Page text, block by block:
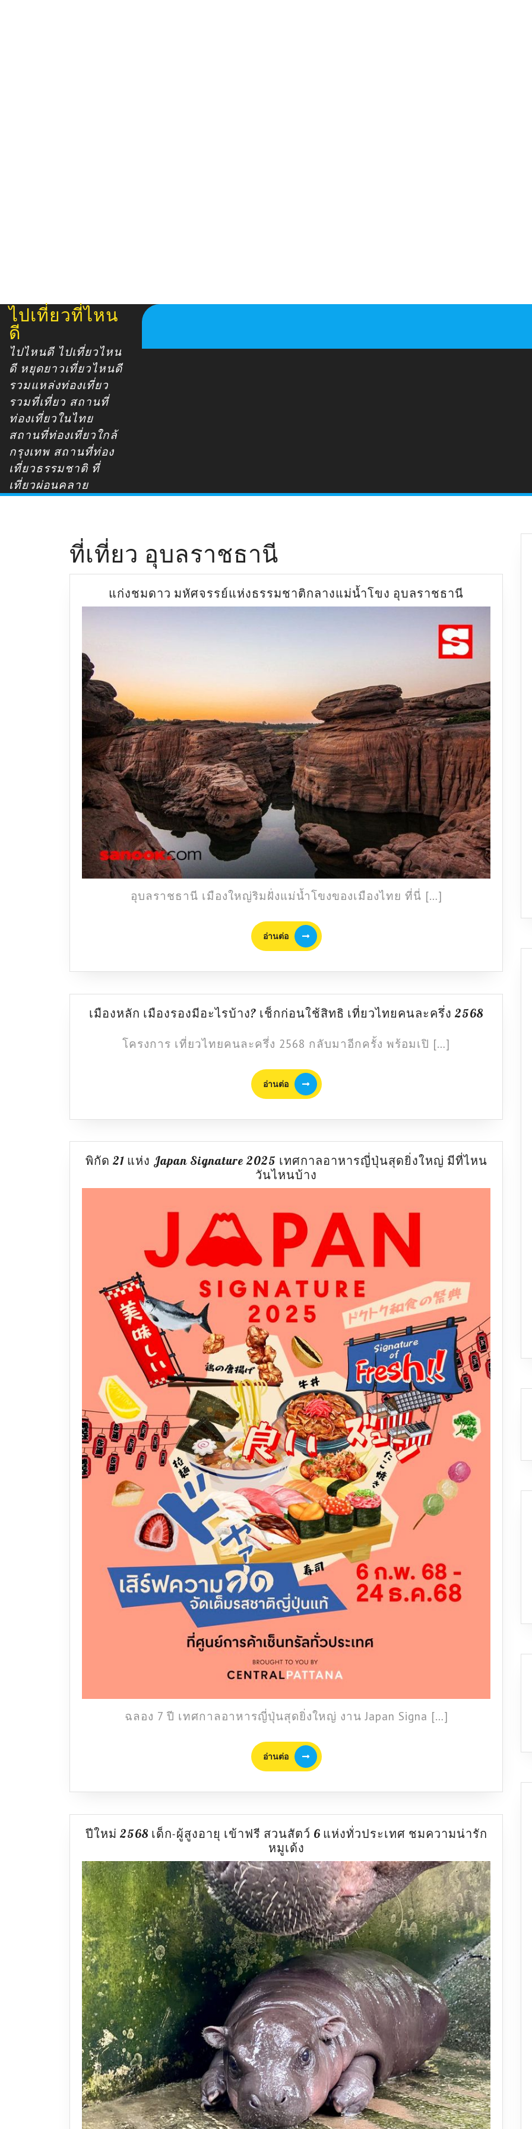
Skip
content
ไปเที่ยวที่ไหน
ดี
ไปไหนดี ไปเที่ยวไหน
ดี หยุดยาวเที่ยวไหนดี
รวมแหล่งท่องเที่ยว
รวมที่เที่ยว สถานที่
ท่องเที่ยวในไทย
สถานที่ท่องเที่ยวใกล้
กรุงเทพ สถานที่ท่อง
เที่ยวธรรมชาติ ที่
เที่ยวผ่อนคลาย
ที่เที่ยว อุบลราชธานี
แก่งชมดาว มหัศจรรย์แห่งธรรมชาติกลางแม่น้ำโขง อุบลราชธานี
ชม
ดาว
มหัศจรรย์
แห่ง
ธรรมชาติ
กลาง
แม่น้ำ
โขง
อุบลราชธา
อุบลราชธานี เมืองใหญ่ริมฝั่งแม่น้ำโขงของเมืองไทย ที่นี่ […]
อ่านต่อ
อ่าน
ต่อ
เมืองหลัก เมืองรองมีอะไรบ้าง? เช็กก่อนใช้สิทธิ เที่ยวไทยคนละครึ่ง 2568
ใช้
สิทธิ
เที่ยว
โครงการ เที่ยวไทยคนละครึ่ง 2568 กลับมาอีกครั้ง พร้อมเปิ […]
อ่านต่อ
อ่าน
ต่อ
พิกัด 21 แห่ง Japan Signature 2025 เทศกาลอาหารญี่ปุ่นสุดยิ่งใหญ่ มีที่ไหน
วันไหนบ้าง
21
Japan
Signature
2025
เทศกาล
ญี่ปุ่น
สุด
ที่ไหน
วัน
ไหน
บ้าง
ฉลอง 7 ปี เทศกาลอาหารญี่ปุ่นสุดยิ่งใหญ่ งาน Japan Signa […]
อ่านต่อ
อ่าน
ต่อ
ปีใหม่ 2568 เด็ก-ผู้สูงอายุ เข้าฟรี สวนสัตว์ 6 แห่งทั่วประเทศ ชมความน่ารัก
หมูเด้ง
ใหม่
2568
เด็ก-
ผู้
สูง
อายุ
เข้า
ฟรี
สวน
สัตว์
6
แห่ง
ทั่ว
ประเทศ
ชม
ความ
น่า
รัก
หมู